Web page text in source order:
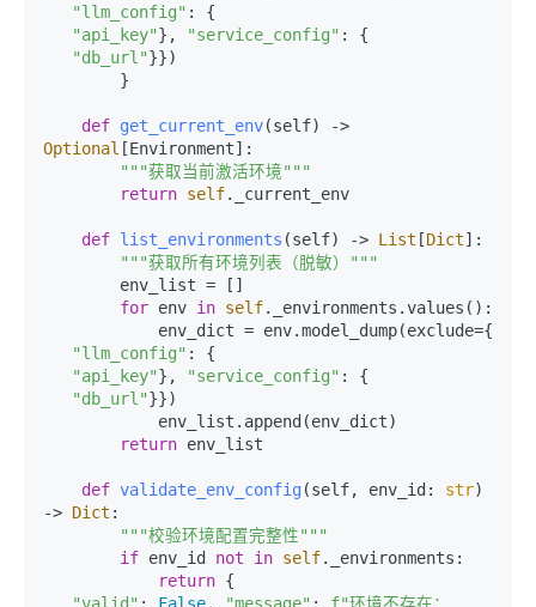
"llm_config" : {
"api_key"}, "service_config" : {
"db_url"}})
def get_current_env(self
Optional [Environment]:
"""获取当前激活环境"""
return self._current_env
def list_environments (self) -> List [Dict]:
"""获取所有环境列表（脱敏）"""
for env in self._environments.values():
"llm_config" : {
"api_key"}, "service_config" : {
"db_url"}})
return env_list
def validate_env_config (self, env_id: str)
-> Dict :
"""校验环境配置完整性"""
if env_id not in self._environments:
return {